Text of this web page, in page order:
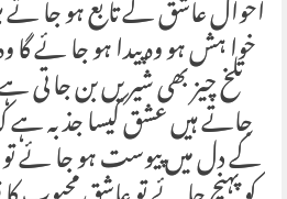
احوال عاشق کے تا بع ہو جا
خوا ہش ہو وہ پیدا ہو جا ئے
تلخ چیز بھی شیریں بن جا تی
جاتے ہیں عشق کیسا جذبہ
کے دل میں پیوست ہو جا ئے